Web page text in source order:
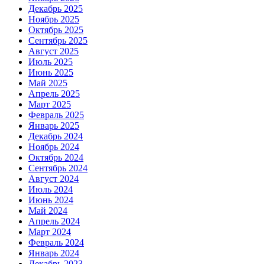
Декабрь 2025
Ноябрь 2025
Октябрь 2025
Сентябрь 2025
Август 2025
Июль 2025
Июнь 2025
Май 2025
Апрель 2025
Март 2025
Февраль 2025
Январь 2025
Декабрь 2024
Ноябрь 2024
Октябрь 2024
Сентябрь 2024
Август 2024
Июль 2024
Июнь 2024
Май 2024
Апрель 2024
Март 2024
Февраль 2024
Январь 2024